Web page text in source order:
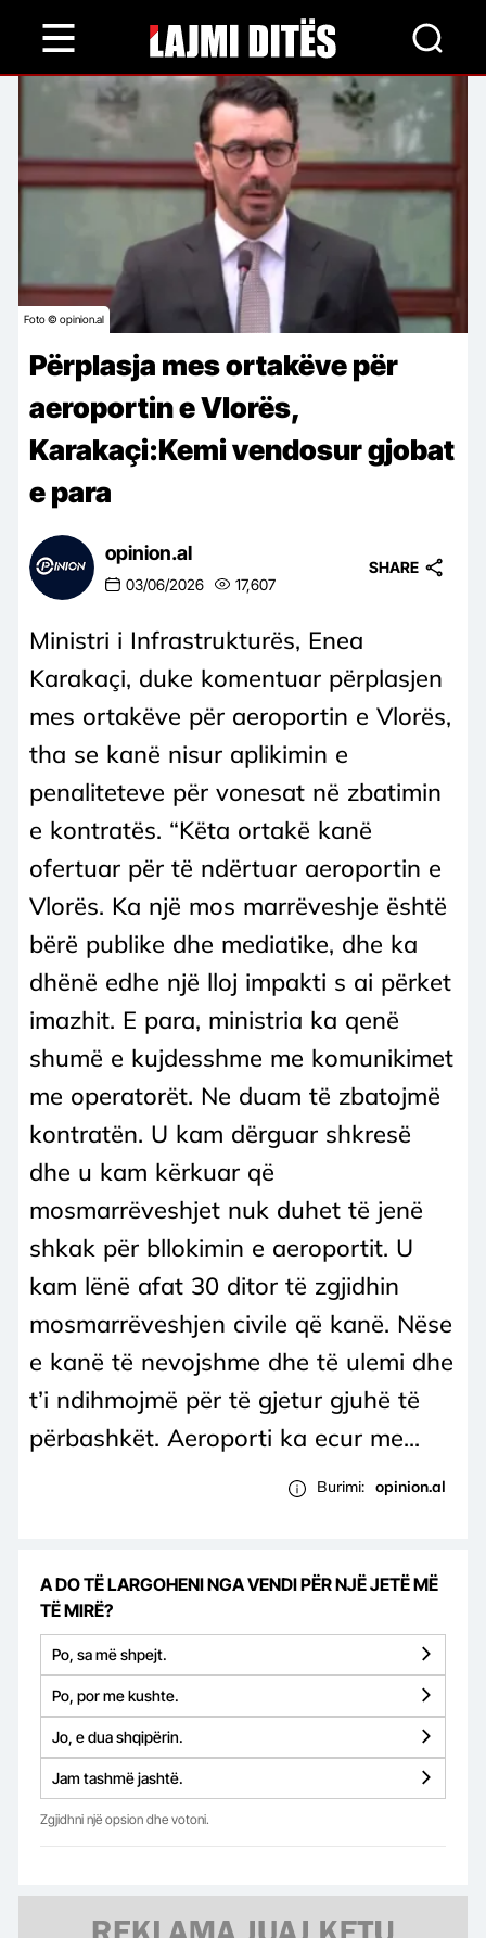
content
Foto © opinion.al
Përplasja mes ortakëve për
aeroportin e Vlorës,
Karakaçi:Kemi vendosur gjobat
e para
opinion.al
03/06/2026 17,607
SHARE
Ministri i Infrastrukturës, Enea
Karakaçi, duke komentuar përplasjen
mes ortakëve për aeroportin e Vlorës,
tha se kanë nisur aplikimin e
penaliteteve për vonesat në zbatimin
e kontratës. “Këta ortakë kanë
ofertuar për të ndërtuar aeroportin e
Vlorës. Ka një mos marrëveshje është
bërë publike dhe mediatike, dhe ka
dhënë edhe një lloj impakti s ai përket
imazhit. E para, ministria ka qenë
shumë e kujdesshme me komunikimet
me operatorët. Ne duam të zbatojmë
kontratën. U kam dërguar shkresë
dhe u kam kërkuar që
mosmarrëveshjet nuk duhet të jenë
shkak për bllokimin e aeroportit. U
kam lënë afat 30 ditor të zgjidhin
mosmarrëveshjen civile që kanë. Nëse
e kanë të nevojshme dhe të ulemi dhe
t’i ndihmojmë për të gjetur gjuhë të
përbashkët. Aeroporti ka ecur me...
Burimi: opinion.al
A DO TË LARGOHENI NGA VENDI PËR NJË JETË MË
TË MIRË?
Po, sa më shpejt.
Po, por me kushte.
Jo, e dua shqipërin.
Jam tashmë jashtë.
Zgjidhni një opsion dhe votoni.